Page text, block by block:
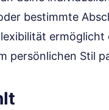
bestimmte
ermöglicht
persönlichen Stil